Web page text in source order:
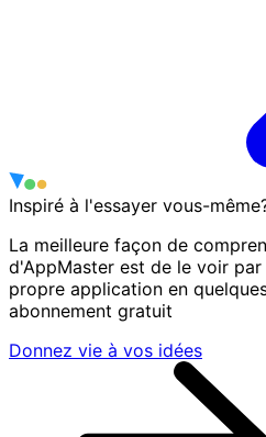
Inspiré à l'essayer vous-
La meilleure façon de
d'AppMaster est de le voir
propre application en
abonnement gratuit
Donnez vie à vos idées